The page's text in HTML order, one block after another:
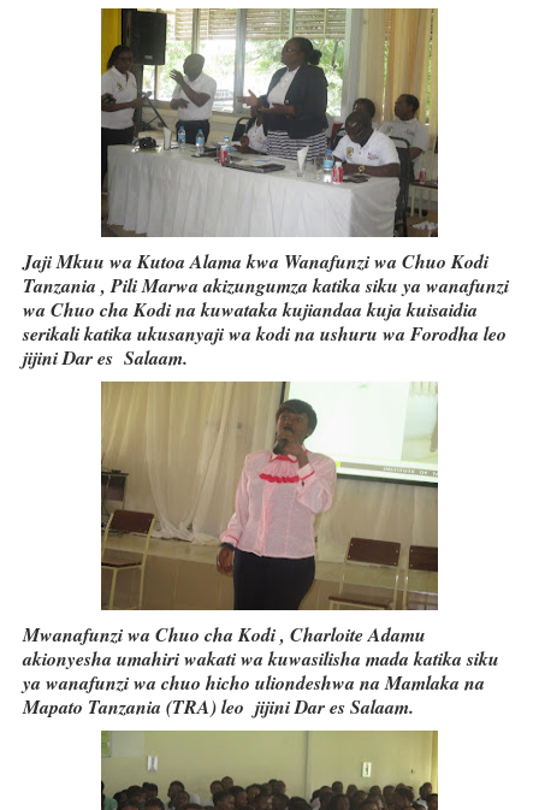
Jaji Mkuu wa Kutoa Alama kwa Wanafunzi wa Chuo Kodi
Tanzania , Pili Marwa akizungumza katika siku ya wanafunzi
wa Chuo cha Kodi na kuwataka kujiandaa kuja kuisaidia
serikali katika ukusanyaji wa kodi na ushuru wa Forodha leo
jijini Dar es Salaam.
Mwanafunzi wa Chuo cha Kodi , Charloite Adamu
akionyesha umahiri wakati wa kuwasilisha mada katika siku
ya wanafunzi wa chuo hicho uliondeshwa na Mamlaka na
Mapato Tanzania (TRA) leo jijini Dar es Salaam.